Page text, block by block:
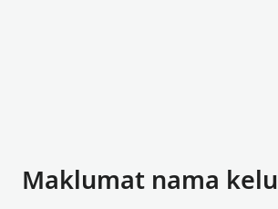
Maklumat nama